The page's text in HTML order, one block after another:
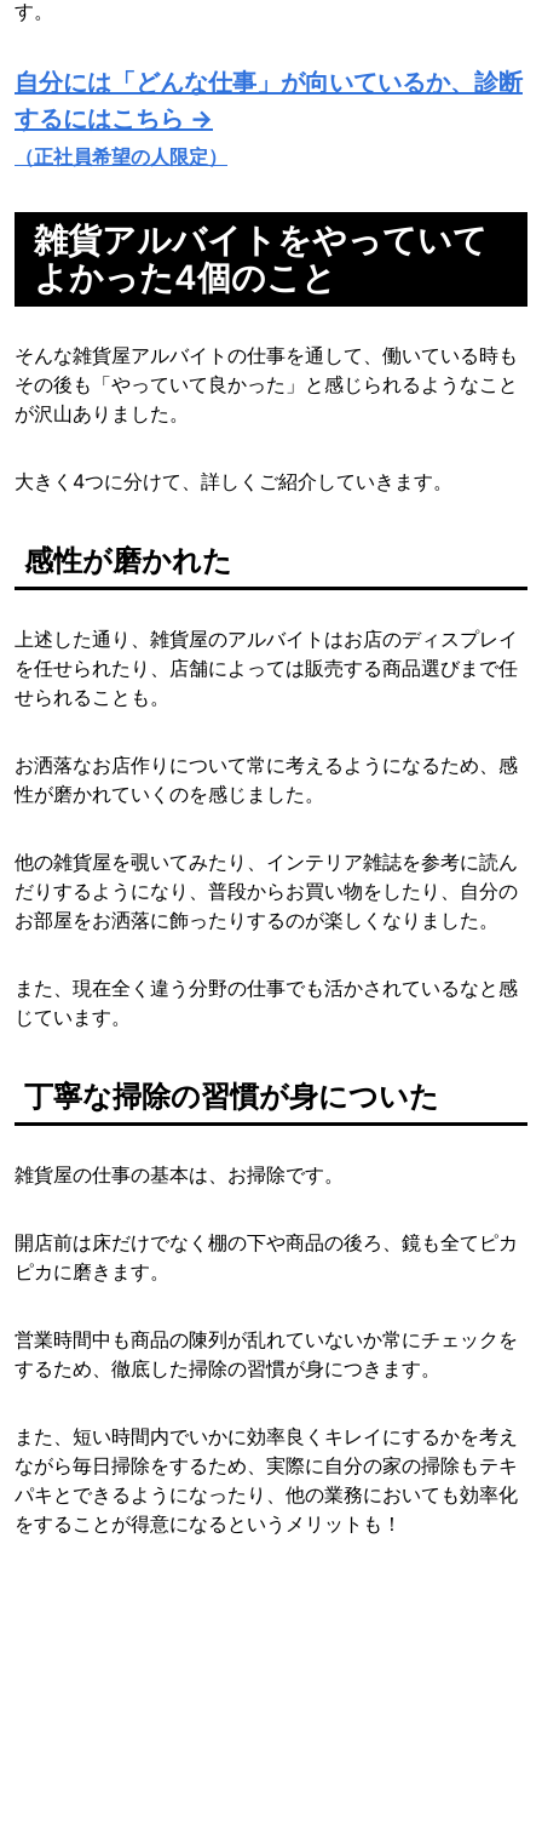
す。
自分には「どんな仕事」が向いているか、診断
するにはこちら →
（正社員希望の人限定）
雑貨アルバイトをやっていて
よかった4個のこと
そんな雑貨屋アルバイトの仕事を通して、働いている時も
その後も「やっていて良かった」と感じられるようなこと
が沢山ありました。
大きく4つに分けて、詳しくご紹介していきます。
感性が磨かれた
上述した通り、雑貨屋のアルバイトはお店のディスプレイ
を任せられたり、店舗によっては販売する商品選びまで任
せられることも。
お洒落なお店作りについて常に考えるようになるため、感
性が磨かれていくのを感じました。
他の雑貨屋を覗いてみたり、インテリア雑誌を参考に読ん
だりするようになり、普段からお買い物をしたり、自分の
お部屋をお洒落に飾ったりするのが楽しくなりました。
また、現在全く違う分野の仕事でも活かされているなと感
じています。
丁寧な掃除の習慣が身についた
雑貨屋の仕事の基本は、お掃除です。
開店前は床だけでなく棚の下や商品の後ろ、鏡も全てピカ
ピカに磨きます。
営業時間中も商品の陳列が乱れていないか常にチェックを
するため、徹底した掃除の習慣が身につきます。
また、短い時間内でいかに効率良くキレイにするかを考え
ながら毎日掃除をするため、実際に自分の家の掃除もテキ
パキとできるようになったり、他の業務においても効率化
をすることが得意になるというメリットも！